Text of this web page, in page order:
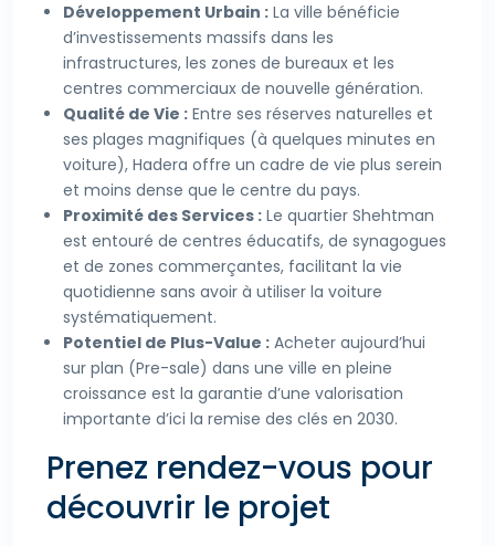
Développement Urbain : La ville bénéficie
d’investissements massifs dans les
infrastructures, les zones de bureaux et les
centres commerciaux de nouvelle génération.
Qualité de Vie : Entre ses réserves naturelles et
ses plages magnifiques (à quelques minutes en
voiture), Hadera offre un cadre de vie plus serein
et moins dense que le centre du pays.
Proximité des Services : Le quartier Shehtman
est entouré de centres éducatifs, de synagogues
et de zones commerçantes, facilitant la vie
quotidienne sans avoir à utiliser la voiture
systématiquement.
Potentiel de Plus-Value : Acheter aujourd’hui
sur plan (Pre-sale) dans une ville en pleine
croissance est la garantie d’une valorisation
importante d’ici la remise des clés en 2030.
Prenez rendez-vous pour
découvrir le projet